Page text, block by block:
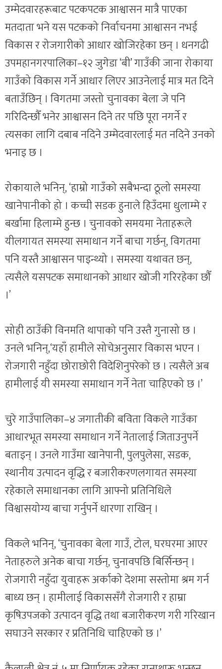
उम्मेदवारहरूबाट पटकपटक आश्वासन मात्रै पाएका
मतदाता भने यस पटकको निर्वाचनमा आश्वासन नभई
विकास र रोजगारीको आधार खोजिरहेका छन् । धनगढी
उपमहानगरपालिका–१२ जुगेडा ‘बी’ गाउँकी जाना रोकाया
गाउँको विकास गर्ने आधार लिएर आउनेलाई मात्र मत दिने
बताउँछिन् । विगतमा जस्तो चुनावका बेला जे पनि
गरिदिन्छौँ भनेर आश्वासन दिने तर पछि पूरा नगर्ने र
त्यसका लागि दबाब नदिने उम्मेदवारलाई मत नदिने उनको
भनाइ छ ।
रोकायाले भनिन्, ‘हाम्रो गाउँको सबैभन्दा ठूलो समस्या
खानेपानीको हो । कच्ची सडक हुनाले हिउँदमा धुलाम्मे र
बर्खामा हिलाम्मे हुन्छ । चुनावको समयमा नेताहरूले
यीलगायत समस्या समाधान गर्ने बाचा गर्छन्, विगतमा
पनि यस्तै आश्वासन पाइन्थ्यो । समस्या यथावत छन्,
त्यसैले यसपटक समाधानको आधार खोजी गरिरहेका छौँ
।’
सोही ठाउँकी विनमति थापाको पनि उस्तै गुनासो छ ।
उनले भनिन्,‘यहाँ हामीले सोचेअनुसार विकास भएन ।
रोजगारी नहुँदा छोराछोरी विदेशिनुपरेको छ । त्यसैले अब
हामीलाई यी समस्या समाधान गर्ने नेता चाहिएको छ ।’
चुरे गाउँपालिका–४ जगातीकी बविता विकले गाउँका
आधारभूत समस्या समाधान गर्ने नेतालाई जिताउनुपर्ने
बताइन् । उनले गाउँमा खानेपानी, पुलपुलेसा, सडक,
स्थानीय उत्पादन वृद्धि र बजारीकरणलगायत समस्या
रहेकाले समाधानका लागि आफ्नो प्रतिनिधिले
विश्वासयोग्य बाचा गर्नुपर्ने धारणा राखिन् ।
विकले भनिन्, ‘चुनावका बेला गाउँ, टोल, घरघरमा आएर
नेताहरुले अनेक बाचा गर्छन्, चुनावपछि बिर्सिन्छन् ।
रोजगारी नहुँदा युवाहरू अर्काको देशमा सस्तोमा श्रम गर्न
बाध्य छन् । हामीलाई विकाससँगै रोजगारी र हाम्रा
कृषिउपजको उत्पादन वृद्धि तथा बजारीकरण गरी गरिखान
सघाउने सरकार र प्रतिनिधि चाहिएको छ ।’